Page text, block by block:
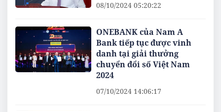
08/10/2024 05:20:22
ONEBANK của Nam A
Bank tiếp tục được vinh
danh tại giải thưởng
chuyển đổi số Việt Nam
2024
07/10/2024 14:06:17